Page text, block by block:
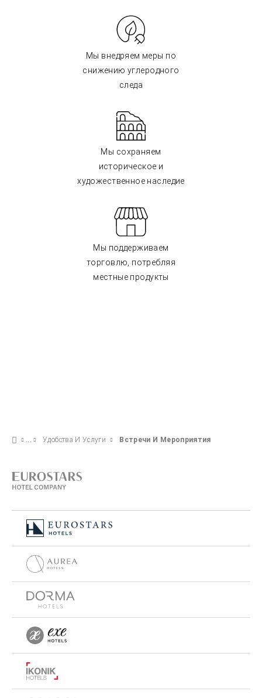
Мы внедряем меры по
снижению углеродного
следа
Мы сохраняем
историческое и
художественное наследие
Мы поддерживаем
торговлю, потребляя
местные продукты
Удобства И Услуги Встречи И Мероприятия